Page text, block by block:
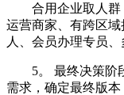
合用企业取人群
运营商家、有跨区
人、会员办理专员、
5。 最终决策阶段
需求，确定最终版